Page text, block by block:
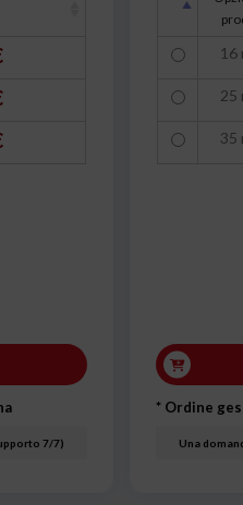
7/7)
16
25
35
* Ordine
Una